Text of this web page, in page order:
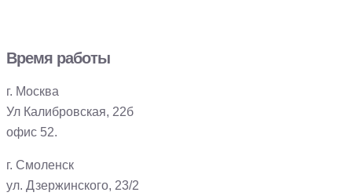
Время работы
г. Москва
Ул Калибровская, 22б
офис 52.
г. Смоленск
ул. Дзержинского, 23/2